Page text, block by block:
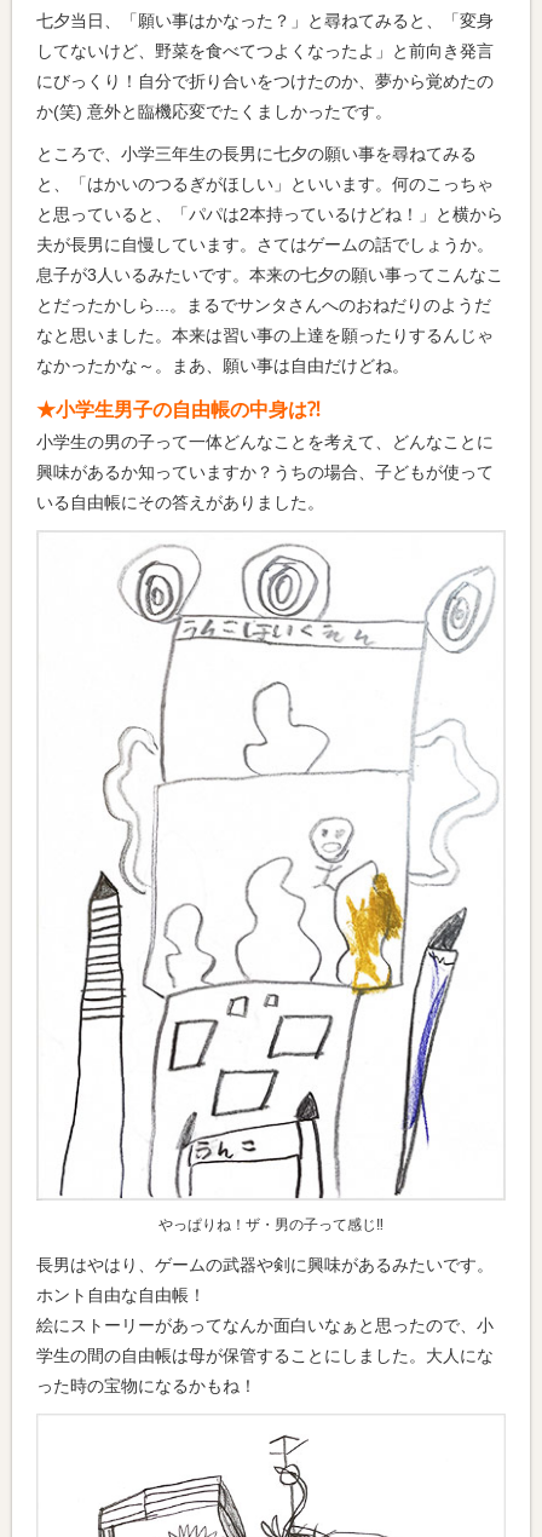
七夕当日、「願い事はかなった？」と尋ねてみると、「変身
してないけど、野菜を食べてつよくなったよ」と前向き発言
にびっくり！自分で折り合いをつけたのか、夢から覚めたの
か(笑) 意外と臨機応変でたくましかったです。
ところで、小学三年生の長男に七夕の願い事を尋ねてみる
と、「はかいのつるぎがほしい」といいます。何のこっちゃ
と思っていると、「パパは2本持っているけどね！」と横から
夫が長男に自慢しています。さてはゲームの話でしょうか。
息子が3人いるみたいです。本来の七夕の願い事ってこんなこ
とだったかしら...。まるでサンタさんへのおねだりのようだ
なと思いました。本来は習い事の上達を願ったりするんじゃ
なかったかな～。まあ、願い事は自由だけどね。
★小学生男子の自由帳の中身は⁈
小学生の男の子って一体どんなことを考えて、どんなことに
興味があるか知っていますか？うちの場合、子どもが使って
いる自由帳にその答えがありました。
やっぱりね！ザ・男の子って感じ‼
長男はやはり、ゲームの武器や剣に興味があるみたいです。
ホント自由な自由帳！
絵にストーリーがあってなんか面白いなぁと思ったので、小
学生の間の自由帳は母が保管することにしました。大人にな
った時の宝物になるかもね！